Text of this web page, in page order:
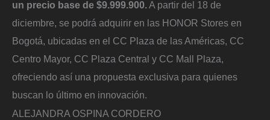
un precio base de $9.999.900. A partir del 18 de
diciembre, se podrá adquirir en las HONOR Stores en
Bogotá, ubicadas en el CC Plaza de las Américas, CC
Centro Mayor, CC Plaza Central y CC Mall Plaza,
ofreciendo así una propuesta exclusiva para quienes
buscan lo último en innovación.
ALEJANDRA OSPINA CORDERO